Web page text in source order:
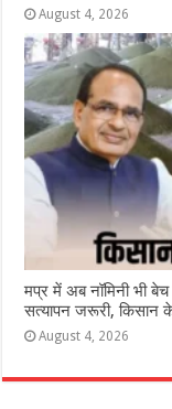
August 4, 2026
मप्र में अब नॉमिनी भी
सत्यापन जरूरी, किसान
August 4, 2026